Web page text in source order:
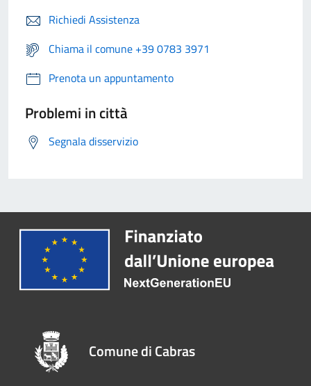
Richiedi Assistenza
Chiama il comune +39 0783 3971
Prenota un appuntamento
Problemi in città
Segnala disservizio
Comune di Cabras